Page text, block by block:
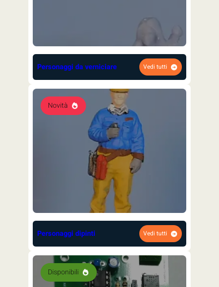
Personaggi da verniciare Vedi tutti
Novità
Personaggi dipinti Vedi tutti
Disponibili